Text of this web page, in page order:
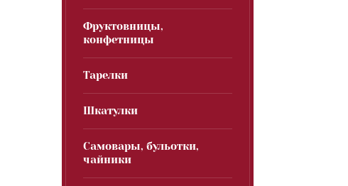
Фруктовницы,
конфетницы
Тарелки
Шкатулки
Самовары, бульотки,
чайники